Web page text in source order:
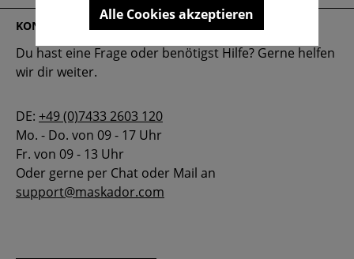
KONTAKT
Du hast eine Frage oder benötigst Hilfe? Gerne helfen
wir dir weiter.
DE: +49 (0)7433 2603 120
Mo. - Do. von 09 - 17 Uhr
Fr. von 09 - 13 Uhr
Oder gerne per Chat oder Mail an
support@maskador.com
Alle Cookies akzeptieren